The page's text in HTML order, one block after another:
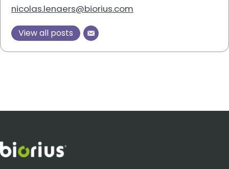
nicolas.lenaers@biorius.com
View all posts